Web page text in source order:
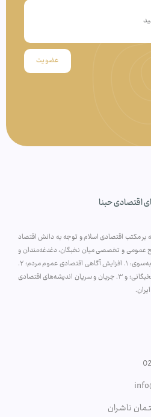
عضویت
اقتصادی حبنا
بر مکتب اقتصادی اسلام و توجه به دانش اقتصاد
عمومی و تخصصی میان نخبگان، دغدغه‌مندان و
علاقه‌مندان پیگیری گردد و راهی بیابد به‌سوی: ۱. افزایش آگاهی اقتصادی عموم مردم؛ ۲.
تولید آثار پژوهشی تخصصی در فضای نخبگانی؛ و ۳. جریان و سریان اندیشه‌های اقتصادی
ناشـران